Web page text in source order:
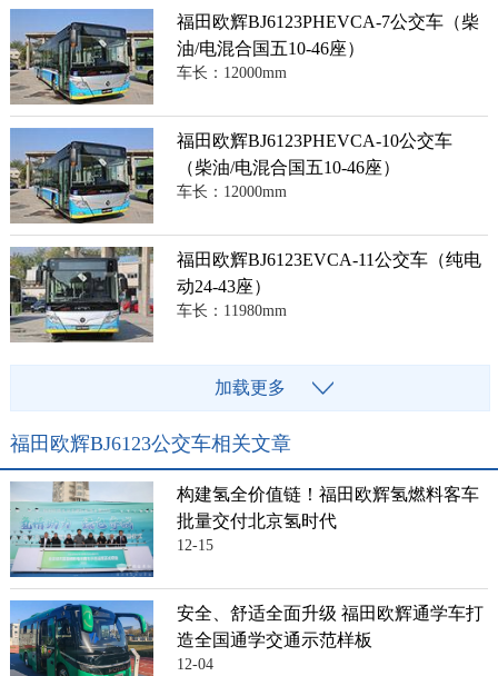
福田欧辉BJ6123PHEVCA-7公交车（柴
油/电混合国五10-46座）
车长：12000mm
福田欧辉BJ6123PHEVCA-10公交车
（柴油/电混合国五10-46座）
车长：12000mm
福田欧辉BJ6123EVCA-11公交车（纯电
动24-43座）
车长：11980mm
加载更多
福田欧辉BJ6123公交车相关文章
构建氢全价值链！福田欧辉氢燃料客车
批量交付北京氢时代
12-15
安全、舒适全面升级 福田欧辉通学车打
造全国通学交通示范样板
12-04